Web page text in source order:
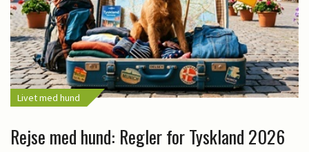
Livet med hund
Rejse med hund: Regler for Tyskland 2026